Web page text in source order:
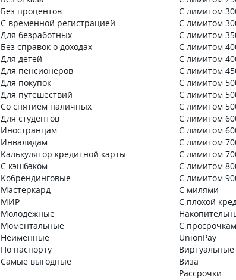
Без процентов
С временной регистрацией
Для безработных
Без справок о доходах
Для детей
Для пенсионеров
Для покупок
Для путешествий
Со снятием наличных
Для студентов
Иностранцам
Инвалидам
Калькулятор кредитной карты
С кэшбэком
Кобрендинговые
Мастеркард
МИР
Молодёжные
Моментальные
Неименные
По паспорту
Самые выгодные
С лимитом
С лимитом
С лимитом
С лимитом
С лимитом
С лимитом
С лимитом
С лимитом
С лимитом
С лимитом
С лимитом
С лимитом
С лимитом
С лимитом
С лимитом
С милями
С плохой
С
UnionPay
Виртуальные
Виза
Рассрочки